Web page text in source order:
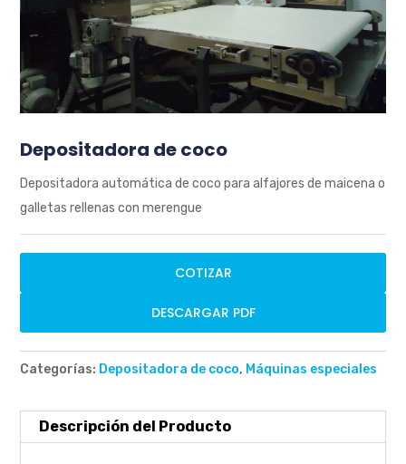
Depositadora de coco
Depositadora automática de coco para alfajores de maicena o
galletas rellenas con merengue
COTIZAR
DESCARGAR PDF
Categorías: Depositadora de coco, Máquinas especiales
Descripción del Producto